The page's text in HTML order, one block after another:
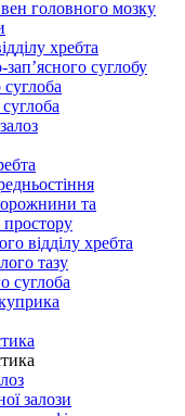
головного мозку
хребта
суглобу
та
простору
відділу хребта
тазу
суглоба
залози